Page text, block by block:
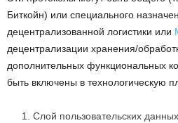
Биткойн) или специального
децентрализованной логистики или
децентрализации хранения/
дополнительных функциональных
быть включены в технологическую
Слой пользовательских